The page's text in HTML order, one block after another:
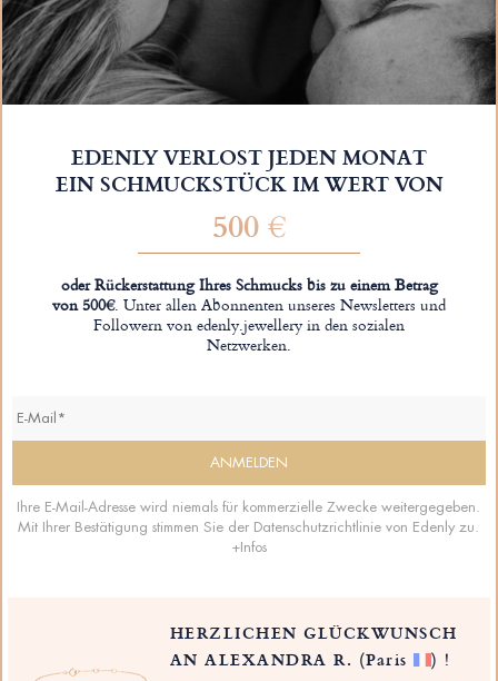
EDENLY VERLOST JEDEN MONAT
EIN SCHMUCKSTÜCK IM WERT VON
500 €
oder Rückerstattung Ihres Schmucks bis zu einem Betrag
von 500€. Unter allen Abonnenten unseres Newsletters und
Followern von edenly.jewellery in den sozialen
Netzwerken.
Ihre E-Mail-Adresse wird niemals für kommerzielle Zwecke weitergegeben.
Mit Ihrer Bestätigung stimmen Sie der Datenschutzrichtlinie von Edenly zu.
+Infos
HERZLICHEN GLÜCKWUNSCH
AN ALEXANDRA R. (Paris ) !